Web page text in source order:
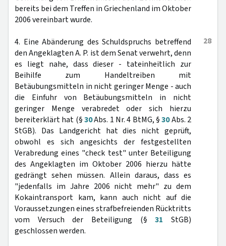
bereits bei dem Treffen in Griechenland im Oktober
2006 vereinbart wurde.
28
4. Eine Abänderung des Schuldspruchs betreffend
den Angeklagten A. P. ist dem Senat verwehrt, denn
es liegt nahe, dass dieser - tateinheitlich zur
Beihilfe zum Handeltreiben mit
Betäubungsmitteln in nicht geringer Menge - auch
die Einfuhr von Betäubungsmitteln in nicht
geringer Menge verabredet oder sich hierzu
bereiterklärt hat (§30Abs. 1 Nr. 4 BtMG, §30Abs. 2
StGB). Das Landgericht hat dies nicht geprüft,
obwohl es sich angesichts der festgestellten
Verabredung eines "check test" unter Beteiligung
des Angeklagten im Oktober 2006 hierzu hätte
gedrängt sehen müssen. Allein daraus, dass es
"jedenfalls im Jahre 2006 nicht mehr" zu dem
Kokaintransport kam, kann auch nicht auf die
Voraussetzungen eines strafbefreienden Rücktritts
vom Versuch der Beteiligung (§31 StGB)
geschlossen werden.